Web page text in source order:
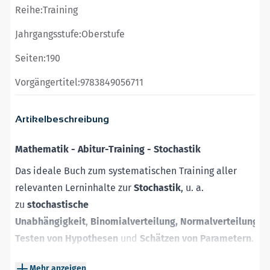
Artikelbeschreibung
Mathematik - Abitur-Training - Stochastik
Das ideale Buch zum systematischen Training aller
relevanten Lerninhalte zur Stochastik, u. a.
zu stochastische
Unabhängigkeit, Binomialverteilung, Normalverteilung,
Testen von Hypothesen und Schätzen von Parametern.
Reihe:Training
Jahrgangsstufe:Oberstufe
Seiten:190
Vorgängertitel:9783849056711